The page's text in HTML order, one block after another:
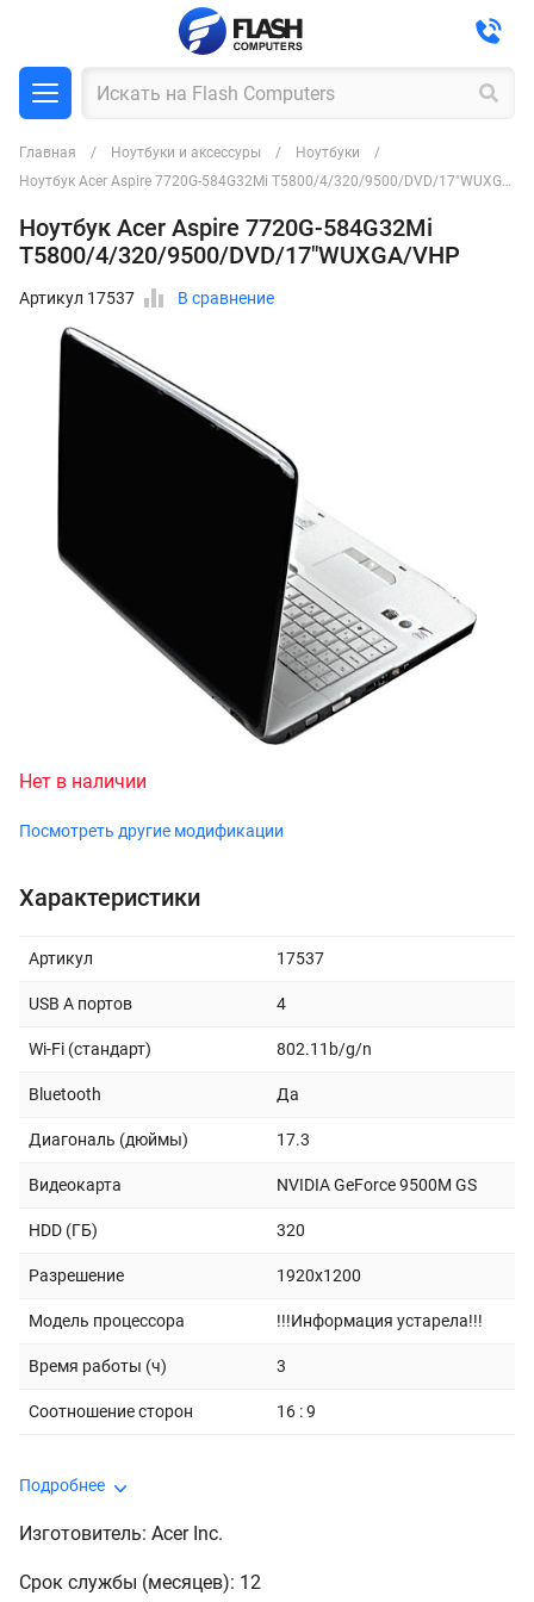
Главная Ноутбуки и аксессуры
Ноутбуки
Ноутбук Acer Aspire 7720G-584G32Mi T5800/4/320/9500/DVD/17"WUXGA/VHP
Ноутбук Acer Aspire 7720G-584G32Mi
T5800/4/320/9500/DVD/17"WUXGA/VHP
Артикул 17537 В сравнение
Нет в наличии
Посмотреть другие модификации
Характеристики
Артикул 17537
USB A портов 4
Wi-Fi (стандарт) 802.11b/g/n
Bluetooth Да
Диагональ (дюймы) 17.3
Видеокарта NVIDIA GeForce 9500M GS
HDD (ГБ) 320
Разрешение 1920x1200
Модель процессора !!!Информация устарела!!!
Время работы (ч) 3
Соотношение сторон 16 : 9
Подробнее
Изготовитель: Acer Inc.
Срок службы (месяцев): 12